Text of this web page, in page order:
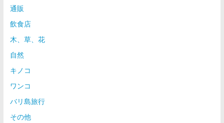
通販
飲食店
木、草、花
自然
キノコ
ワンコ
バリ島旅行
その他